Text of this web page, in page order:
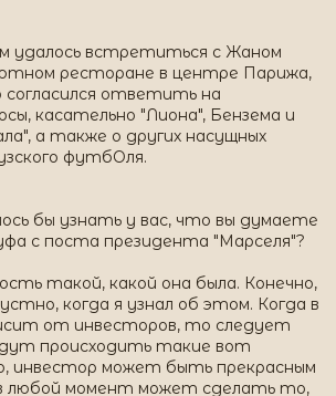
удалось встретиться с Жаном
ресторане в центре Парижа,
ответить на
касательно "Лиона", Бензема и
а также о других насущных
футбОля.
бы узнать у вас, что вы думаете
с поста президента "Марселя"?
такой, какой она была. Конечно,
когда я узнал об этом. Когда в
от инвесторов, то следует
происходить такие вот
инвестор может быть прекрасным
в любой момент может сделать то,